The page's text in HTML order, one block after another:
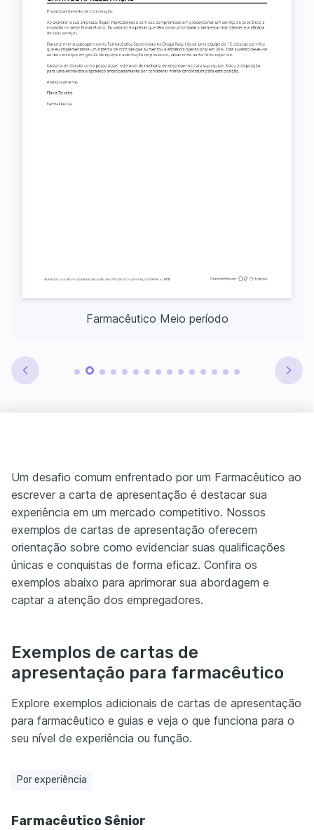
Farmacêutico Meio período
Um desafio comum enfrentado por um Farmacêutico ao
escrever a carta de apresentação é destacar sua
experiência em um mercado competitivo. Nossos
exemplos de cartas de apresentação oferecem
orientação sobre como evidenciar suas qualificações
únicas e conquistas de forma eficaz. Confira os
exemplos abaixo para aprimorar sua abordagem e
captar a atenção dos empregadores.
Exemplos de cartas de
apresentação para farmacêutico
Explore exemplos adicionais de cartas de apresentação
para farmacêutico e guias e veja o que funciona para o
seu nível de experiência ou função.
Por experiência
Farmacêutico Sênior